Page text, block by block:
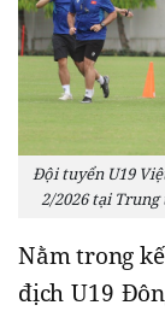
Đội tuyển U19
2/2026 tại
Nằm trong
địch U19